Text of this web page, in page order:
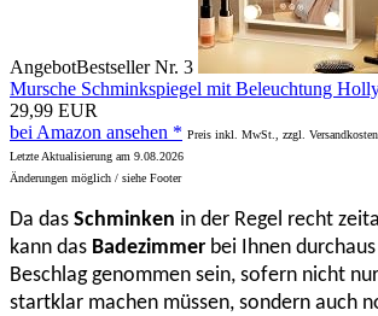
AngebotBestseller Nr. 3
Mursche Schminkspiegel mit Beleuchtung
29,99 EUR
bei Amazon ansehen * Preis inkl. MwSt., zzgl. Versandkosten
Letzte Aktualisierung am 9.08.2026
Änderungen möglich / siehe Footer
Da das Schminken in der Regel recht
kann das Badezimmer bei Ihnen
Beschlag genommen sein, sofern nicht
startklar machen müssen, sondern auch